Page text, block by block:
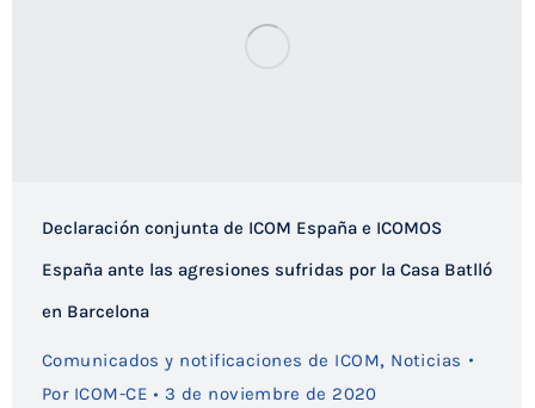
Declaración conjunta de ICOM España e ICOMOS
España ante las agresiones sufridas por la Casa Batlló
en Barcelona
Comunicados y notificaciones de ICOM, Noticias
Por ICOM-CE 3 de noviembre de 2020